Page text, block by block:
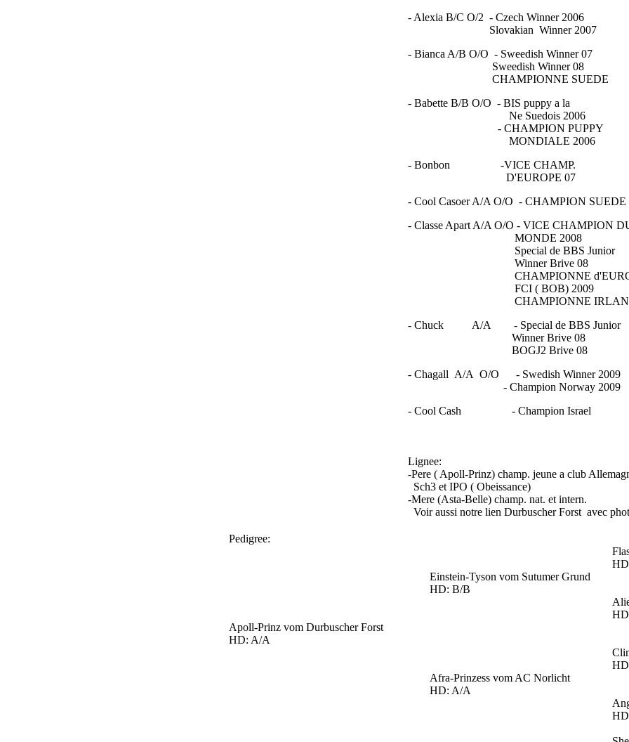
- Alexia B/C O/2 - Czech Winner 2006
Slovakian Winner 2007
- Bianca A/B O/O - Sweedish Winner 07
Sweedish Winner 08
CHAMPIONNE SUEDE
- Babette B/B O/O - BIS puppy a la
Ne Suedois 2006
- CHAMPION PUPPY
MONDIALE 2006
- Bonbon -VICE CHAMP.
D'EUROPE 07
- Cool Casoer A/A O/O - CHAMPION SUEDE
- Classe Apart A/A O/O - VICE CHAMPION
MONDE 2008
Special de BBS Junior
Winner Brive 08
CHAMPIONNE
FCI ( BOB) 2009
CHAMPIONNE
- Chuck A/A - Special de BBS Junior
Winner Brive 08
BOGJ2 Brive 08
- Chagall A/A O/O - Swedish Winner 2009
- Champion Norway 2009
- Cool Cash - Champion Israel
Lignee:
-Pere ( Apoll-Prinz) champ. jeune a club
Sch3 et IPO ( Obeissance)
-Mere (Asta-Belle) champ. nat. et intern.
Voir aussi notre lien Durbuscher Forst avec
Pedigree:
Einstein-Tyson vom Sutumer Grund
HD: B/B
Apoll-Prinz vom Durbuscher Forst
HD: A/A
Afra-Prinzess vom AC Norlicht
HD: A/A